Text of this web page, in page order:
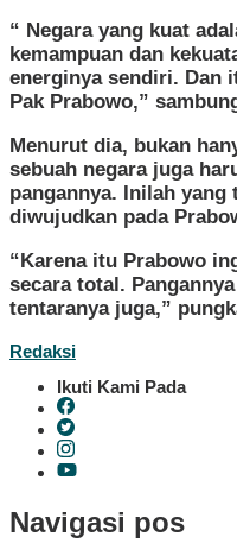
“ Negara yang kuat
kemampuan dan
energinya sendiri. Dan
Pak Prabowo,”
Menurut dia, bukan
sebuah negara juga
pangannya. Inilah yang
diwujudkan pada
“Karena itu Prabowo
secara total.
tentaranya juga,”
Redaksi
Ikuti Kami Pada
Navigasi pos